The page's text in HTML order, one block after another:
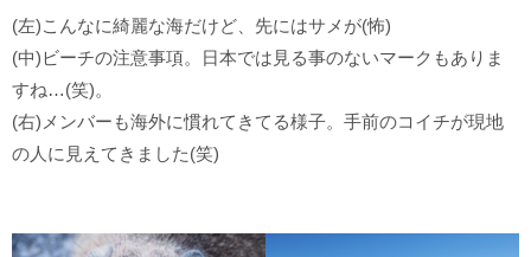
(左)こんなに綺麗な海だけど、先にはサメが(怖)
(中)ビーチの注意事項。日本では見る事のないマークもありま
すね…(笑)。
(右)メンバーも海外に慣れてきてる様子。手前のコイチが現地
の人に見えてきました(笑)